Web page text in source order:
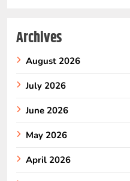
Archives
August 2026
July 2026
June 2026
May 2026
April 2026